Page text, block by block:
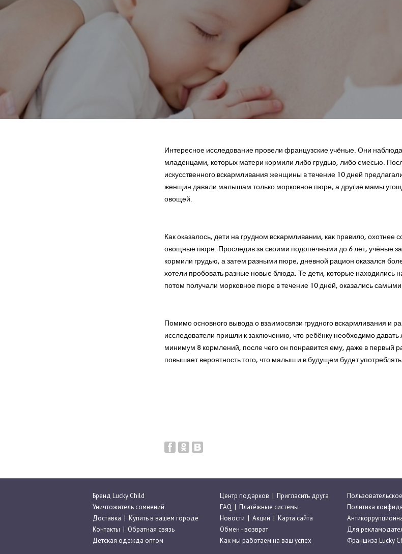
Интересное исследование провели французские учёные. Они
младенцами, которых матери кормили либо грудью, либо смесью.
искусственного вскармливания женщины в течение 10 дней
женщин давали малышам только морковное пюре, а другие мамы
овощей.
Как оказалось, дети на грудном вскармливании, как правило, охотнее
овощные пюре. Проследив за своими подопечными до 6 лет, учёные
кормили грудью, а затем разными пюре, дневной рацион оказался
хотели пробовать разные новые блюда. Те дети, которые находились
потом получали морковное пюре в течение 10 дней, оказались
Помимо основного вывода о взаимосвязи грудного вскармливания и
исследователи пришли к заключению, что ребёнку необходимо давать
минимум 8 кормлений, после чего он понравится ему, даже в первый
повышает вероятность того, что малыш и в будущем будет употреблять
Бренд Lucky Child
Уничтожитель сомнений
Доставка | Купить в вашем городе
Контакты | Обратная связь
Детская одежда оптом
Центр подарков | Пригласить друга
FAQ | Платёжные системы
Новости | Акции | Карта сайта
Обмен - возврат
Как мы работаем на ваш успех
Политика
Для
Франшиза Lucky